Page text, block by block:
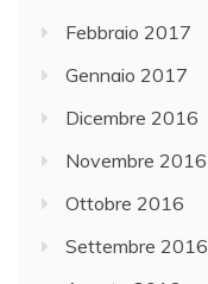
Febbraio 2017
Gennaio 2017
Dicembre 2016
Novembre 2016
Ottobre 2016
Settembre 2016